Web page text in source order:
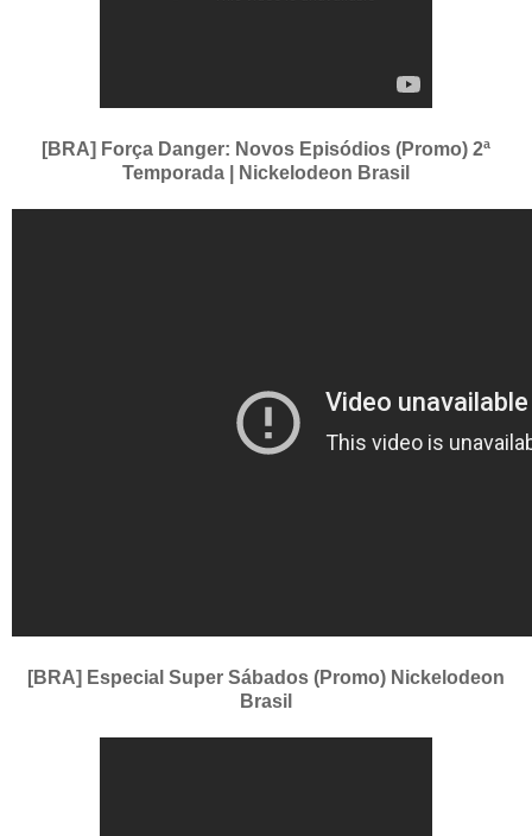
[BRA] Força Danger: Novos Episódios (Promo) 2ª
Temporada | Nickelodeon Brasil
[BRA] Especial Super Sábados (Promo) Nickelodeon
Brasil